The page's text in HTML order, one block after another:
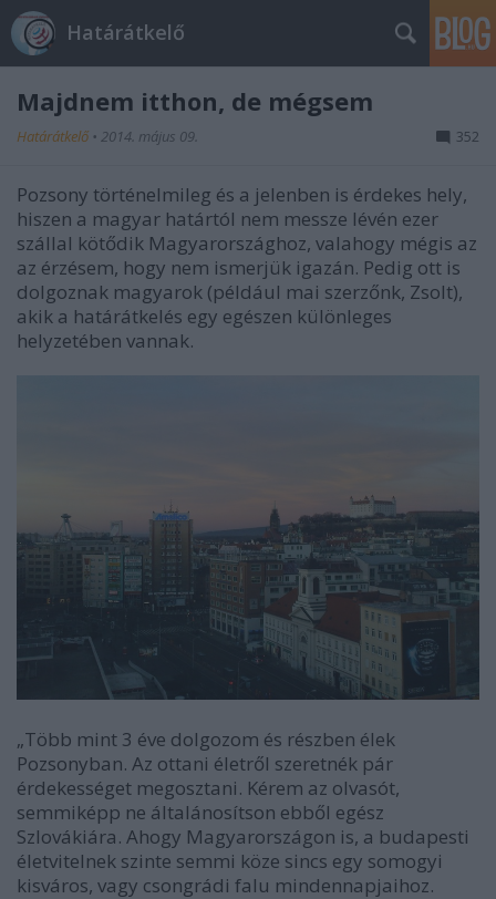
Határátkelő
Majdnem itthon, de mégsem
Határátkelő • 2014. május 09. 352
Pozsony történelmileg és a jelenben is érdekes hely,
hiszen a magyar határtól nem messze lévén ezer
szállal kötődik Magyarországhoz, valahogy mégis az
az érzésem, hogy nem ismerjük igazán. Pedig ott is
dolgoznak magyarok (például mai szerzőnk, Zsolt),
akik a határátkelés egy egészen különleges
helyzetében vannak.
„Több mint 3 éve dolgozom és részben élek
Pozsonyban. Az ottani életről szeretnék pár
érdekességet megosztani. Kérem az olvasót,
semmiképp ne általánosítson ebből egész
Szlovákiára. Ahogy Magyarországon is, a budapesti
életvitelnek szinte semmi köze sincs egy somogyi
kisváros, vagy csongrádi falu mindennapjaihoz.